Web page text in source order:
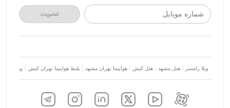
شماره موبایل عضویت
ویلا رامسر هتل مشهد هتل کیش هواپیما تهران مشهد بلیط هواپیما تهران کیش ویلا شمال